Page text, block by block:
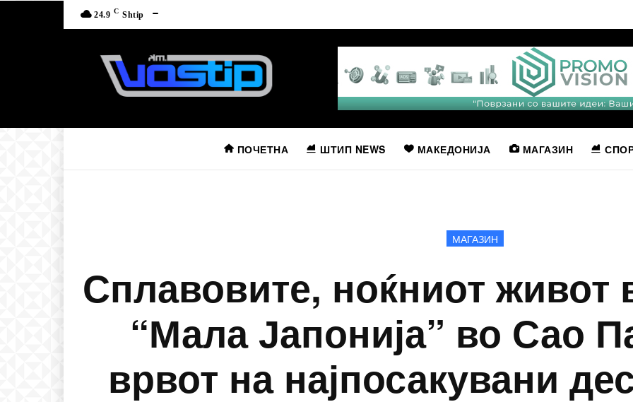
24.9 C Shtip
ПОЧЕТНА ШТИП NEWS МАКЕДОНИЈА МАГАЗИН
МАГАЗИН
Сплавовите, ноќниот живот
“Мала Јапонија” во Сао
врвот на најпосакувани